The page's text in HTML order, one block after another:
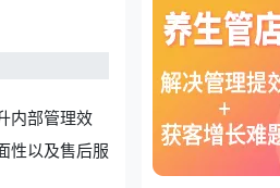
内部管理效
性以及售后服